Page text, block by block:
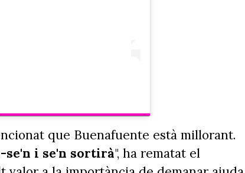
que Buenafuente està millorant.
i se'n sortirà", ha rematat el